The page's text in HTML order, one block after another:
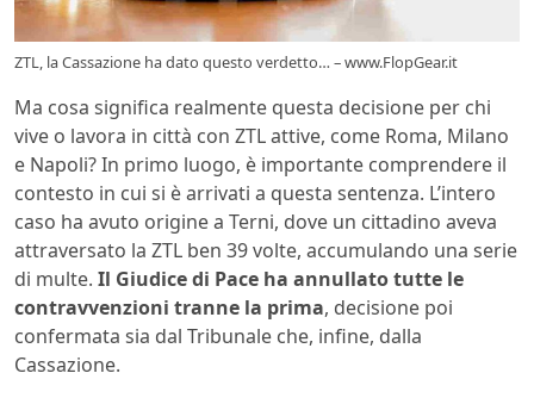
ZTL, la Cassazione ha dato questo verdetto… – www.FlopGear.it
Ma cosa significa realmente questa decisione per chi
vive o lavora in città con ZTL attive, come Roma, Milano
e Napoli? In primo luogo, è importante comprendere il
contesto in cui si è arrivati a questa sentenza. L’intero
caso ha avuto origine a Terni, dove un cittadino aveva
attraversato la ZTL ben 39 volte, accumulando una serie
di multe. Il Giudice di Pace ha annullato tutte le
contravvenzioni tranne la prima, decisione poi
confermata sia dal Tribunale che, infine, dalla
Cassazione.